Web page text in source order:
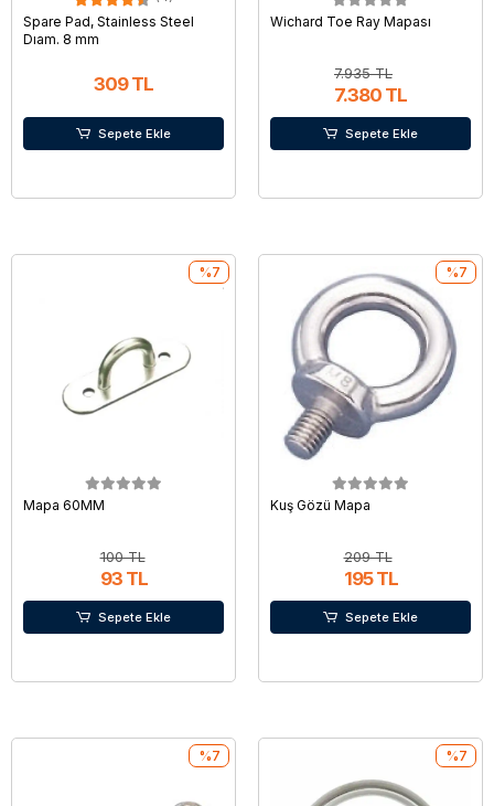
Spare Pad, Stainless Steel
Dıam. 8 mm
309 TL
Sepete Ekle
Wichard Toe Ray Mapası
7.935 TL
7.380 TL
Sepete Ekle
Mapa 60MM
100 TL
93 TL
%7
Sepete Ekle
Kuş Gözü Mapa
209 TL
195 TL
%7
Sepete Ekle
%7 %7